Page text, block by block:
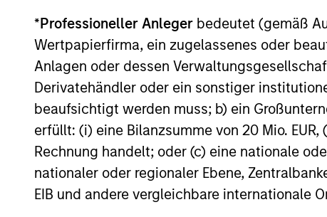
*Professioneller Anleger bedeutet (gemäß
Wertpapierfirma, ein zugelassenes oder
Anlagen oder dessen
Derivatehändler oder ein sonstiger
beaufsichtigt werden muss; b) ein
erfüllt: (i) eine Bilanzsumme von 20 Mio.
Rechnung handelt; oder (c) eine nationale
nationaler oder regionaler Ebene,
EIB und andere vergleichbare internationale
assessment of each holding’s
valuation and prospects.
Investment